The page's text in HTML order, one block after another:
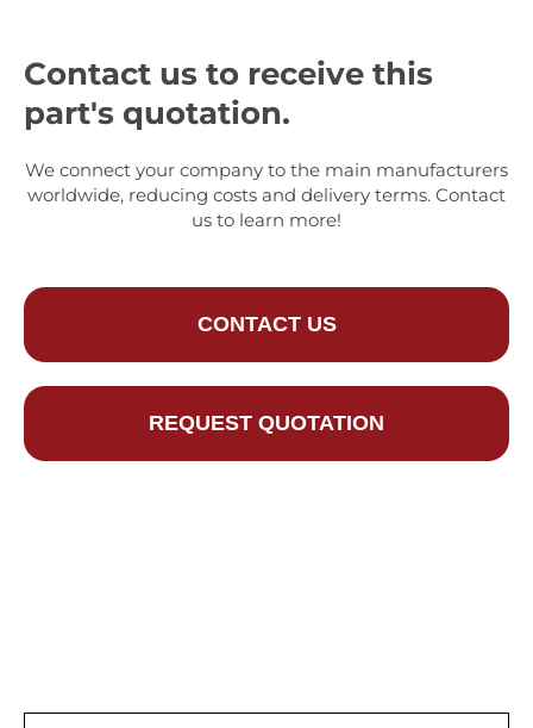
Contact us to receive this
part's quotation.
We connect your company to the main manufacturers
worldwide, reducing costs and delivery terms. Contact
us to learn more!
CONTACT US
REQUEST QUOTATION